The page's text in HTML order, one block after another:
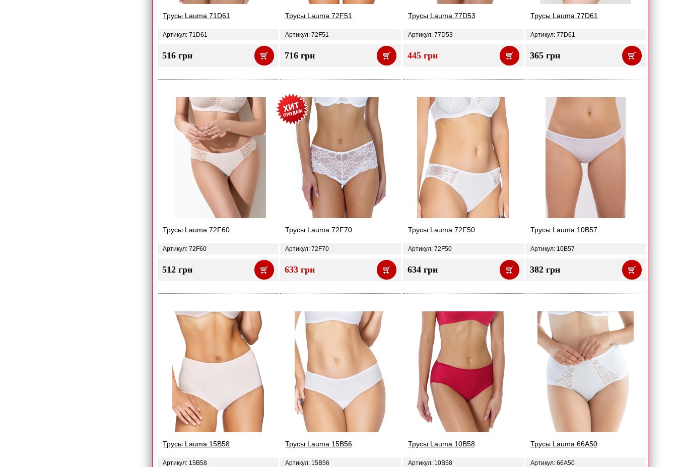
Трусы Lauma 71D61
Артикул: 71D61
516 грн
Трусы Lauma 72F51
Артикул: 72F51
716 грн
Трусы Lauma 77D53
Артикул: 77D53
445 грн
Трусы Lauma 77D61
Артикул: 77D61
365 грн
Трусы Lauma 72F60
Артикул: 72F60
512 грн
Трусы Lauma 72F70
Артикул: 72F70
633 грн
Трусы Lauma 72F50
Артикул: 72F50
634 грн
Трусы Lauma 10B57
Артикул: 10B57
382 грн
Трусы Lauma 15B58
Артикул: 15B58
Трусы Lauma 15B56
Артикул: 15B56
Трусы Lauma 10B58
Артикул: 10B58
Трусы Lauma 66A50
Артикул: 66A50